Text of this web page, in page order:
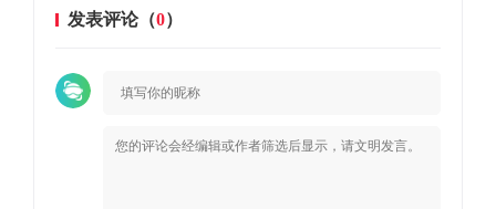
发表评论（0）